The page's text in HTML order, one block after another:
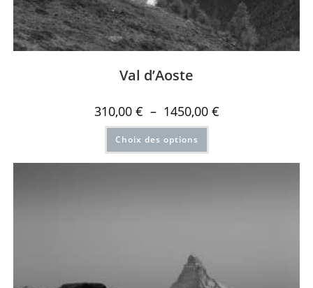
Val d’Aoste
310,00 € – 1450,00 €
Choix des options